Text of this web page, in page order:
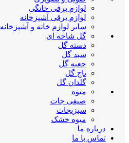
لوازم برقی خانگی
لوازم برقی آشپزخانه
سایر لوازم خانه و آشپزخانه
گل شاخه ای
دسته گل
سبد گل
جعبه گل
تاج گل
گلدان گل
میوه
صیفی جات
سبزیجات
میوه خشک
درباره ما
تماس با ما